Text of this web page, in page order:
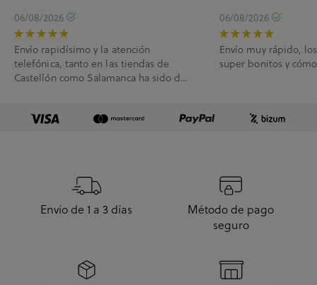
06/08/2026
Envío rapidísimo y la atención
telefónica, tanto en las tiendas de
Castellón como Salamanca ha sido de
06/08/2026
Envío muy rápido,
super bonitos y
Envío de 1 a 3 días
Método de pago
seguro